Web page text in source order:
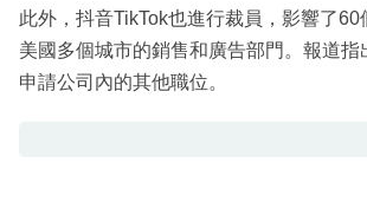
此外，抖音TikTok也進行裁員，影響了60
美國多個城市的銷售和廣告部門。報道指
申請公司內的其他職位。